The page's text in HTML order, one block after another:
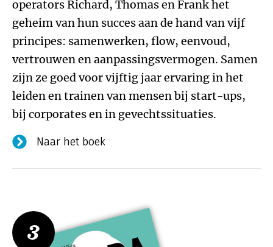
operators Richard, Thomas en Frank het
geheim van hun succes aan de hand van vijf
principes: samenwerken, flow, eenvoud,
vertrouwen en aanpassingsvermogen. Samen
zijn ze goed voor vijftig jaar ervaring in het
leiden en trainen van mensen bij start-ups,
bij corporates en in gevechtssituaties.
Naar het boek
3